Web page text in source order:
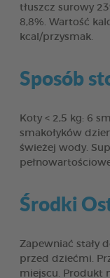
tłuszcz surowy
8,8%. Wartość
kcal/przysmak.
Sposób
Koty < 2,5 kg: 6
smakołyków
świeżej wody.
Środki
Zapewniać stały
przed dziećmi.
miejscu. Produkt